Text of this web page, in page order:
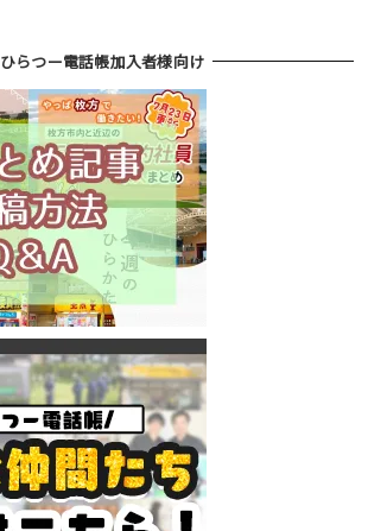
ひらつー電話帳加入者様向け